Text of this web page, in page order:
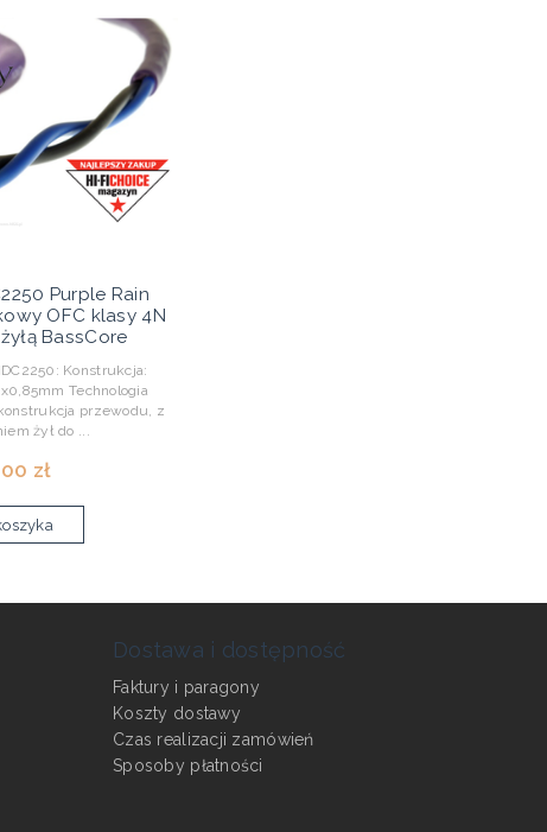
Purple Rain
OFC klasy 4N
BassCore
Konstrukcja:
Technologia
przewodu, z
żył do ...
zł
Dostawa i dostępność
Faktury i paragony
Koszty dostawy
Czas realizacji zamówień
Sposoby płatności